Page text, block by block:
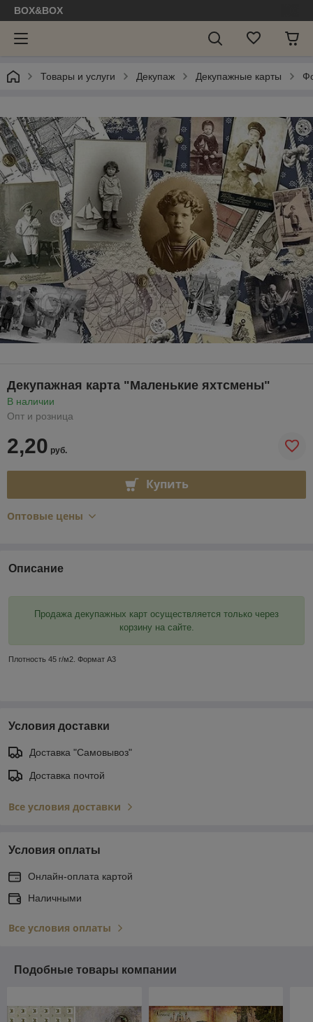
BOX&BOX
Товары и услуги Декупаж Декупажные карты
Декупажная карта "Маленькие яхтсмены"
В наличии
Опт и розница
2,20 руб.
Купить
Оптовые цены
Описание
Продажа декупажных карт осуществляется только через
корзину на сайте.
Плотность 45 г/м2. Формат А3
Условия доставки
Доставка "Самовывоз"
Доставка почтой
Все условия доставки
Условия оплаты
Онлайн-оплата картой
Наличными
Все условия оплаты
Подобные товары компании